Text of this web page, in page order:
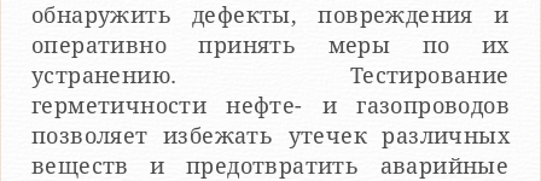
обнаружить дефекты, повреждения и
оперативно принять меры по их
устранению. Тестирование
герметичности нефте- и газопроводов
позволяет избежать утечек различных
веществ и предотвратить аварийные